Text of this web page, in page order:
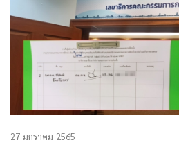
27 มกราคม 2565